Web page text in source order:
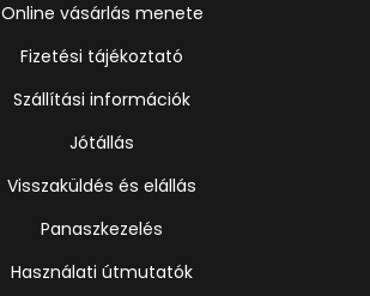
Online vásárlás menete
Fizetési tájékoztató
Szállítási információk
Jótállás
Visszaküldés és elállás
Panaszkezelés
Használati útmutatók